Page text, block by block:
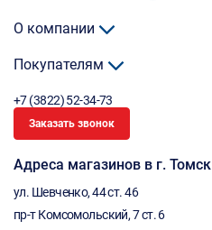
О компании
Покупателям
+7 (3822) 52-34-73
Заказать звонок
Адреса магазинов в г. Томск
ул. Шевченко, 44 ст. 46
пр-т Комсомольский, 7 ст. 6